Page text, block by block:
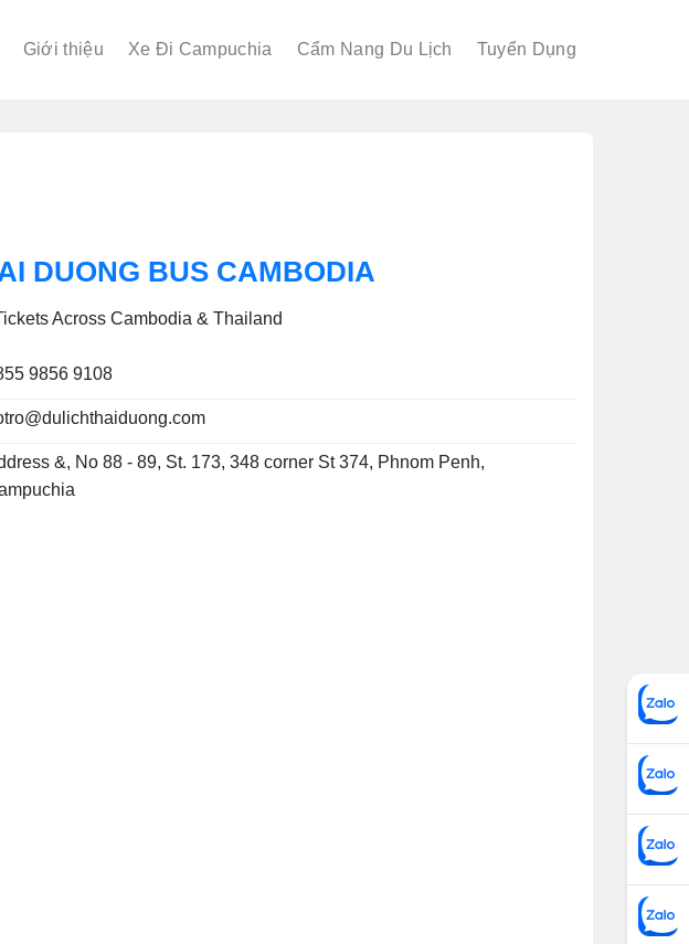
Giới thiệu Xe Đi Campuchia Cẩm Nang Du Lịch Tuyển Dụng
DUONG BUS CAMBODIA
Across Cambodia & Thailand
9856 9108
&, No 88 - 89, St. 173, 348 corner St 374, Phnom Penh,